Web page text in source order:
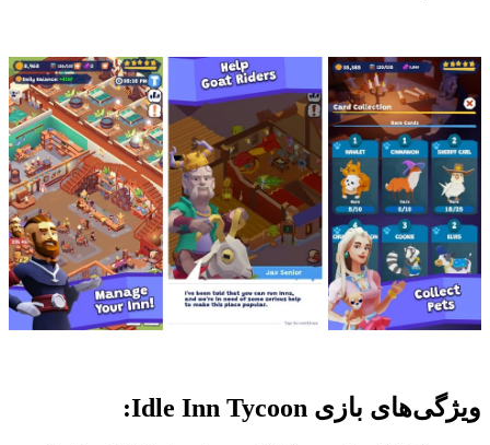
ویژگی‌های بازی Idle Inn Tycoon: